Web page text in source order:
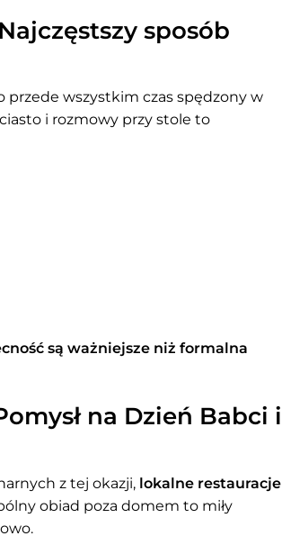
sposób
przede wszystkim czas spędzony w
i rozmowy przy stole to
są ważniejsze niż formalna
na Dzień Babci i
z tej okazji, lokalne restauracje
obiad poza domem to miły